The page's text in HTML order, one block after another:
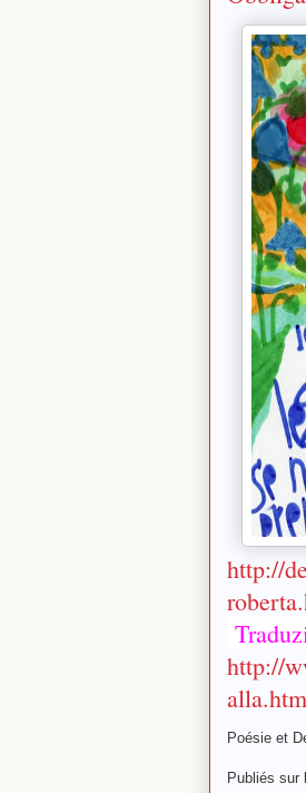
http://
http://
Poésie et
Publiés sur